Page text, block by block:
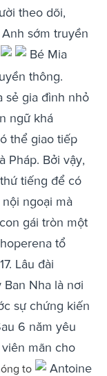
theo dõi,
sớm truyền
Bé Mia
thông.
sẻ gia đình nhỏ
ngữ khá
thể giao tiếp
Pháp. Bởi vậy,
tiếng để có
ngoại mà
gái tròn một
tổ
Lâu đài
Ban Nha là nơi
sự chứng kiến
6 năm yêu
mãn cho
to
Antoine